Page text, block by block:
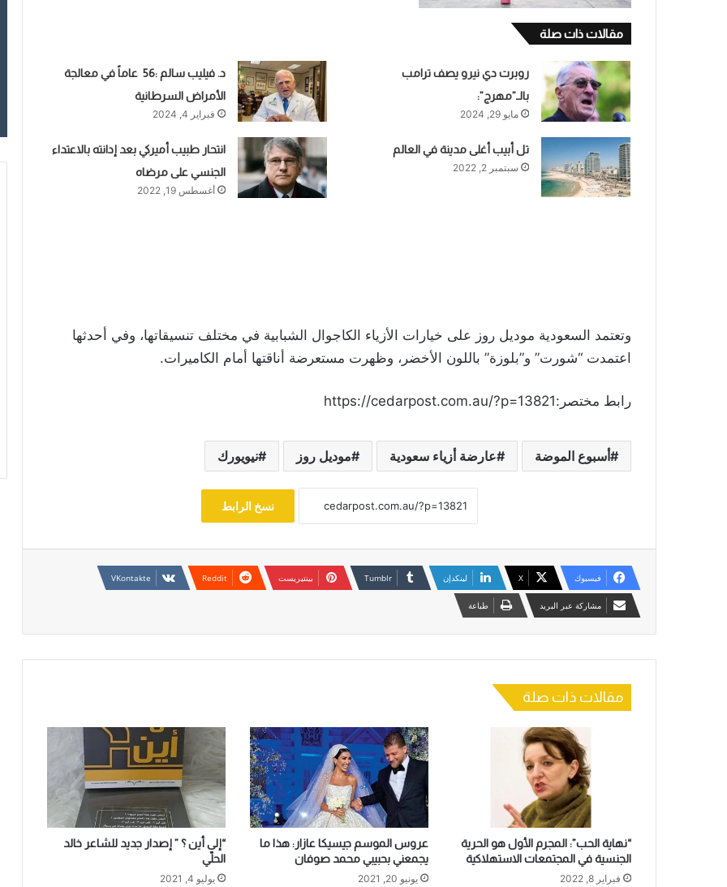
مقالات ذات صلة
روبرت دي نيرو يصف ترامب
بالـ”مهرج”:
مايو 29, 2024
‏د. فيليب سالم :56 عاماً في معالجة
الأمراض السرطانية
فبراير 4, 2024
تل أبيب أغلى مدينة في العالم
سبتمبر 2, 2022
انتحار طبيب أميركي بعد إدانته بالاعتداء
الجنسي على مرضاه
أغسطس 19, 2022
وتعتمد السعودية موديل روز على خيارات الأزياء الكاجوال الشبابية في مختلف تنسيقاتها، وفي أحدثها
اعتمدت “شورت” و”بلوزة” باللون الأخضر، وظهرت مستعرضة أناقتها أمام الكاميرات.
رابط مختصر:https://cedarpost.com.au/?p=13821
أسبوع الموضة عارضة أزياء سعودية موديل روز نيويورك
نسخ الرابط
فيسبوك ‫X لينكدإن بينتيريست
مشاركة عبر البريد طباعة
مقالات ذات صلة
“نهاية الحب”: المجرم الأول هو الحرية
الجنسية في المجتمعات الاستهلاكية
فبراير 8, 2022
عروس الموسم جيسيكا عازار: هذا ما
يجمعني بحبيبي محمد صوفان
يونيو 20, 2021
“إلى أين ؟ ” إصدار جديد للشاعر خالد
الحلّي
يوليو 4, 2021